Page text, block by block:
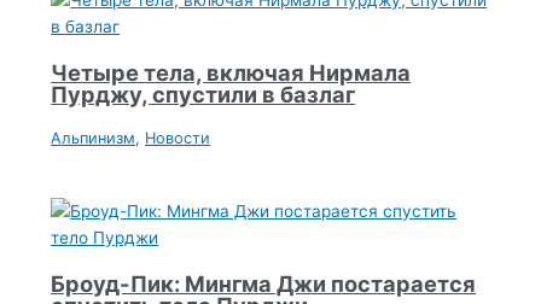
Четыре тела, включая Нирмала
Пурджу, спустили в базлаг
Альпинизм, Новости
Броуд-Пик: Мингма Джи постарается